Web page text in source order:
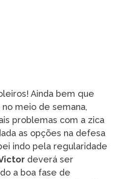
Ainda bem que
meio de semana,
problemas com a zica
as opções na defesa
indo pela regularidade
deverá ser
a boa fase de